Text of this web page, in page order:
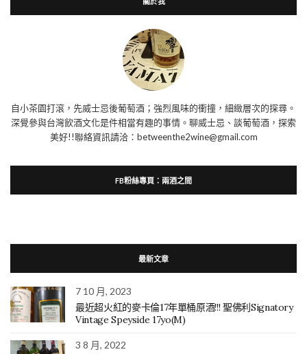
自小茶園打滾，先威士忌後葡萄酒；強烈風味的衝撞，細緻層次的探尋。
深覺參與台灣飲酒文化是件相當有趣的事情。聊威士忌、談葡萄酒，探索
美好!!聯絡資訊請洽：betweenthe2wine@gmail.com
FB粉絲專頁：兩酒之間
最新文章
7 10 月, 2023
最近超火紅的麥卡倫17年單桶原酒!!! 聖佛利Signatory
Vintage Speyside 17yo(M)
3 8 月, 2022